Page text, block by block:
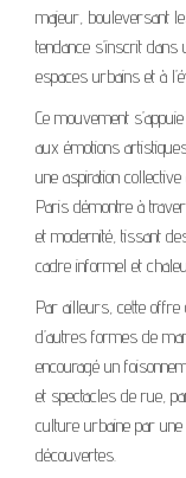
majeur, bouleversant
tendance s’inscrit
espaces urbains et à
Ce mouvement
aux émotions
une aspiration
Paris démontre à
et modernité, tissant
cadre informel et
Par ailleurs, cette offre
d’autres formes de
encouragé un
et spectacles de rue,
culture urbaine par
découvertes.